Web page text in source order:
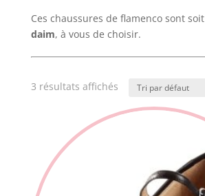
Ces chaussures de flamenco sont soit
daim, à vous de choisir.
3 résultats affichés